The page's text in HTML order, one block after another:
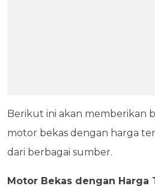
Berikut ini akan memberikan
motor bekas dengan harga
dari berbagai sumber.
Motor Bekas dengan Harga